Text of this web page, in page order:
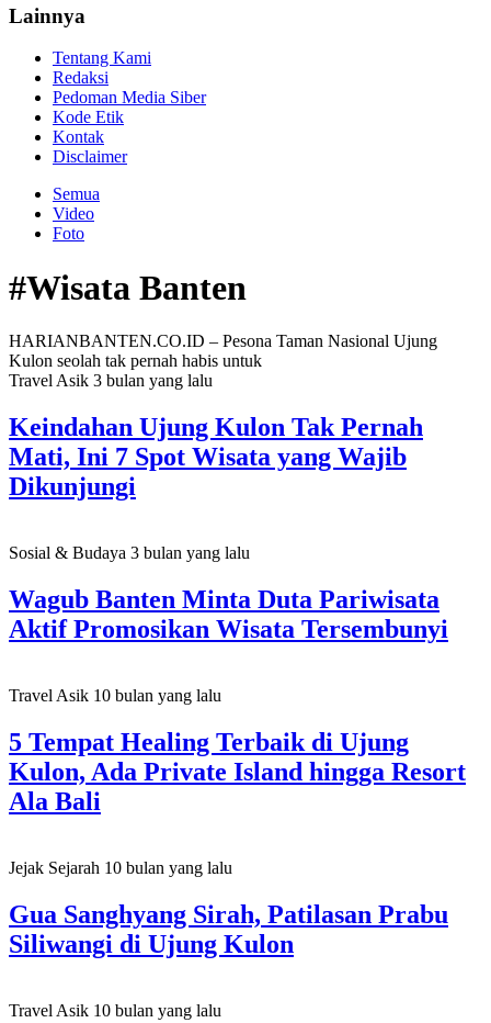
Lainnya
Tentang Kami
Redaksi
Pedoman Media Siber
Kode Etik
Kontak
Disclaimer
Semua
Video
Foto
#Wisata Banten
HARIANBANTEN.CO.ID – Pesona Taman Nasional Ujung
Kulon seolah tak pernah habis untuk
Travel Asik 3 bulan yang lalu
Keindahan Ujung Kulon Tak Pernah
Mati, Ini 7 Spot Wisata yang Wajib
Dikunjungi
Sosial & Budaya 3 bulan yang lalu
Wagub Banten Minta Duta Pariwisata
Aktif Promosikan Wisata Tersembunyi
Travel Asik 10 bulan yang lalu
5 Tempat Healing Terbaik di Ujung
Kulon, Ada Private Island hingga Resort
Ala Bali
Jejak Sejarah 10 bulan yang lalu
Gua Sanghyang Sirah, Patilasan Prabu
Siliwangi di Ujung Kulon
Travel Asik 10 bulan yang lalu